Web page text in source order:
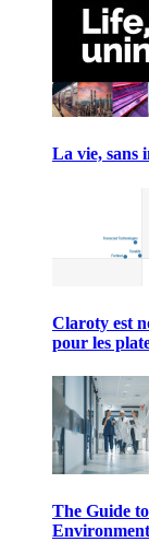
La vie, sans
Claroty est
pour les
The Guide